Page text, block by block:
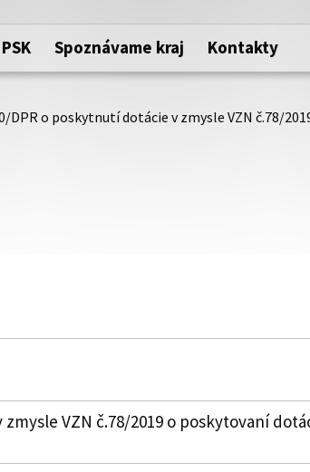
zabezpečenú webovú stránku.
https:// pred názvom domény
Spoznávame kraj Kontakty
DPR o poskytnutí dotácie v zmysle VZN č.78/
VZN č.78/2019 o poskytovaní